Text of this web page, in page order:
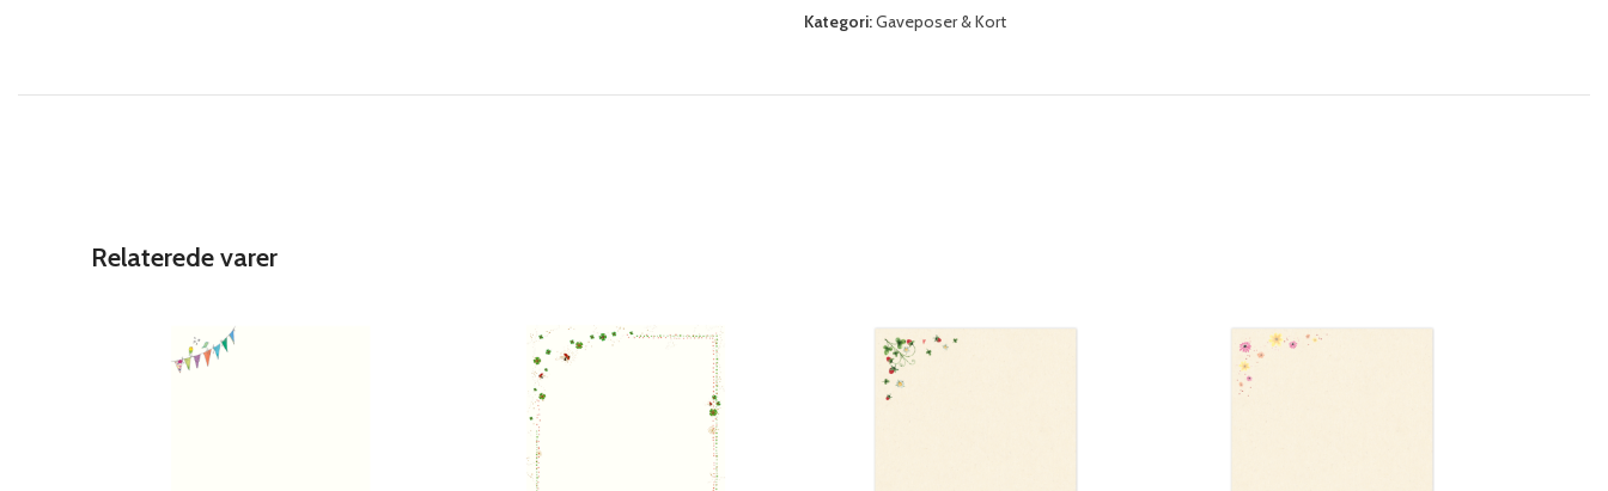
Kategori:Gaveposer & Kort
Relaterede varer